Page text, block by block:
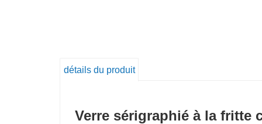
détails du produit
Verre sérigraphié à la fritte